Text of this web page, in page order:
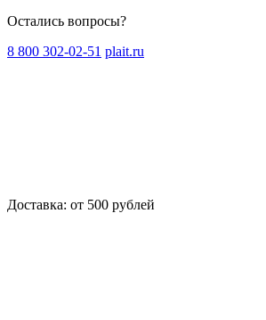
Остались вопросы?
8 800 302-02-51 plait.ru
Доставка: от 500 рублей